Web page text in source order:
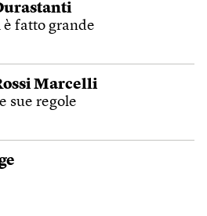
è fatto grande
Marcelli
sue regole